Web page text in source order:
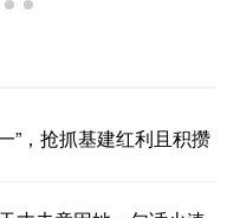
”，抢抓基建红利且积攒